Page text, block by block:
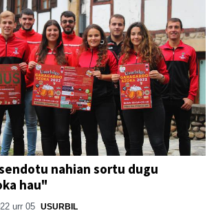
nahian sortu dugu
hau"
urr 05 USURBIL